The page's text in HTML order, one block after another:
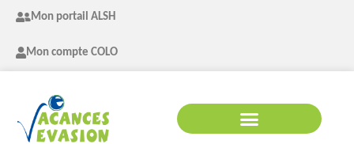
Mon portail ALSH
Mon compte COLO